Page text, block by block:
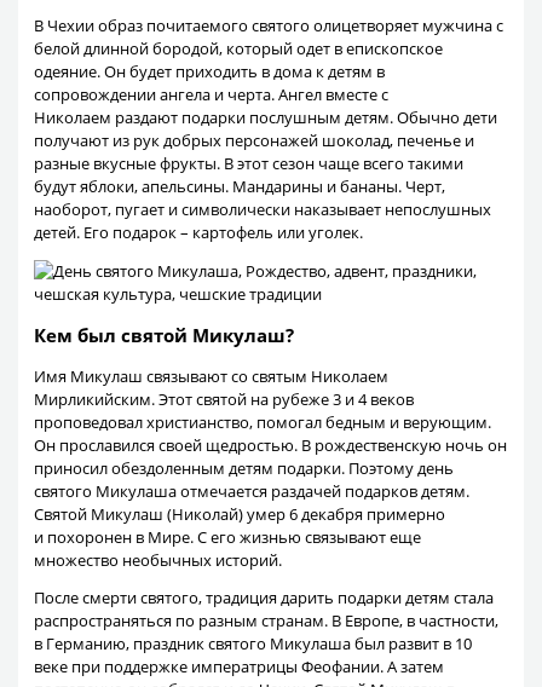
В Чехии образ почитаемого святого олицетворяет мужчина с
белой длинной бородой, который одет в епископское
одеяние. Он будет приходить в дома к детям в
сопровождении ангела и черта. Ангел вместе с
Николаем раздают подарки послушным детям. Обычно дети
получают из рук добрых персонажей шоколад, печенье и
разные вкусные фрукты. В этот сезон чаще всего такими
будут яблоки, апельсины. Мандарины и бананы. Черт,
наоборот, пугает и символически наказывает непослушных
детей. Его подарок – картофель или уголек.
Кем был святой Микулаш?
Имя Микулаш связывают со святым Николаем
Мирликийским. Этот святой на рубеже 3 и 4 веков
проповедовал христианство, помогал бедным и верующим.
Он прославился своей щедростью. В рождественскую ночь он
приносил обездоленным детям подарки. Поэтому день
святого Микулаша отмечается раздачей подарков детям.
Святой Микулаш (Николай) умер 6 декабря примерно
и похоронен в Мире. С его жизнью связывают еще
множество необычных историй.
После смерти святого, традиция дарить подарки детям стала
распространяться по разным странам. В Европе, в частности,
в Германию, праздник святого Микулаша был развит в 10
веке при поддержке императрицы Феофании. А затем